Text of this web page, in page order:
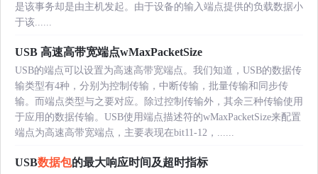
是该事务却是由主机发起。由于设备的输入端点提供的负载数据小
于该......
USB 高速高带宽端点wMaxPacketSize
USB的端点可以设置为高速高带宽端点。我们知道，USB的数据传
输类型有4种，分别为控制传输，中断传输，批量传输和同步传
输。而端点类型与之要对应。除过控制传输外，其余三种传输使用
于应用的数据传输。USB使用端点描述符的wMaxPacketSize来配置
端点为高速高带宽端点，主要表现在bit11-12，......
USB数据包的最大响应时间及超时指标